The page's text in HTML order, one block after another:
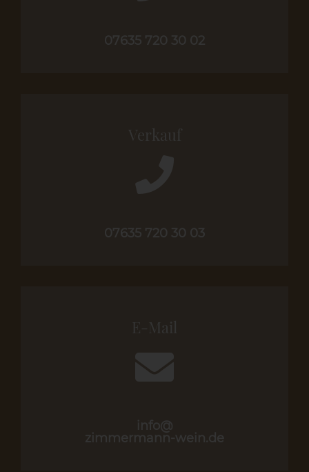
07635 720 30 02
Verkauf
07635 720 30 03
E-Mail
info@
zimmermann-wein.de